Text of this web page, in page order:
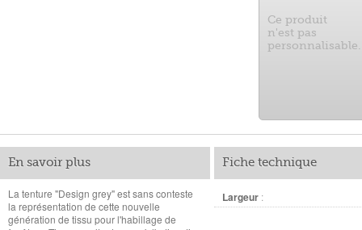
Ce produit
n'est pas
personnalisable.
En savoir plus
La tenture "Design grey" est sans conteste
la représentation de cette nouvelle
génération de tissu pour l'habillage de
Fiche technique
Largeur :